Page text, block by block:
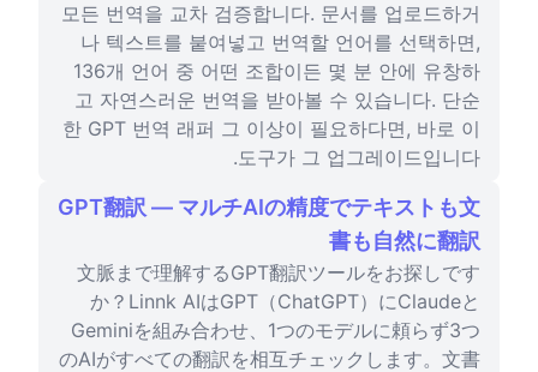
모든 번역을 교차 검증합니다. 문서를 업로드하거
나 텍스트를 붙여넣고 번역할 언어를 선택하면,
136개 언어 중 어떤 조합이든 몇 분 안에 유창하
고 자연스러운 번역을 받아볼 수 있습니다. 단순
한 GPT 번역 래퍼 그 이상이 필요하다면, 바로 이
도구가 그 업그레이드입니다.
GPT翻訳 — マルチAIの精度でテキストも文
書も自然に翻訳
文脈まで理解するGPT翻訳ツールをお探しです
か？Linnk AIはGPT（ChatGPT）にClaudeと
Geminiを組み合わせ、1つのモデルに頼らず3つ
のAIがすべての翻訳を相互チェックします。文書